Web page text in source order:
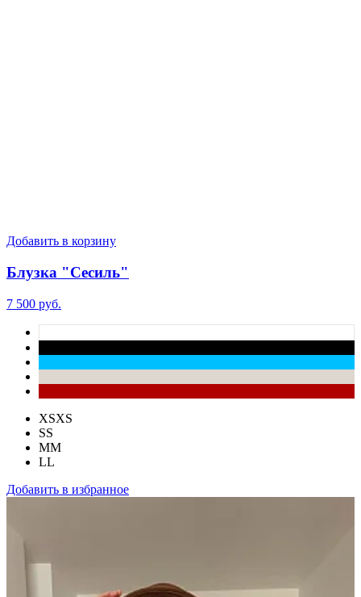
Добавить в корзину
Блузка "Сесиль"
7 500 руб.
XSXS
SS
MM
LL
Добавить в избранное